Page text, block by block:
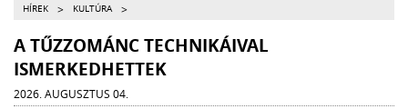
HÍREK > KULTÚRA >
A TŰZZOMÁNC TECHNIKÁIVAL
ISMERKEDHETTEK
2026. AUGUSZTUS 04.